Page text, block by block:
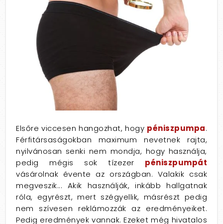
Elsőre viccesen hangozhat, hogy péniszpumpa.
Férfitársaságokban maximum nevetnek rajta,
nyilvánosan senki nem mondja, hogy használja,
pedig mégis sok tízezer péniszpumpát
vásárolnak évente az országban. Valakik csak
megveszik... Akik használják, inkább hallgatnak
róla, egyrészt, mert szégyellik, másrészt pedig
nem szívesen reklámozzák az eredményeiket.
Pedig eredmények vannak. Ezeket még hivatalos